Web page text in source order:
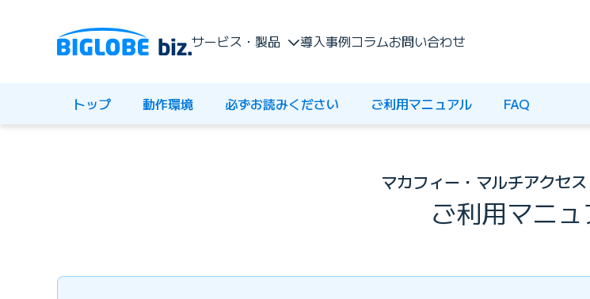
サービス・製品 導入事例コラムお問い合わせ
トップ 動作環境 必ずお読みください ご利用マニュアル FAQ
マカフィー・マルチアクセ
ご利用マニ